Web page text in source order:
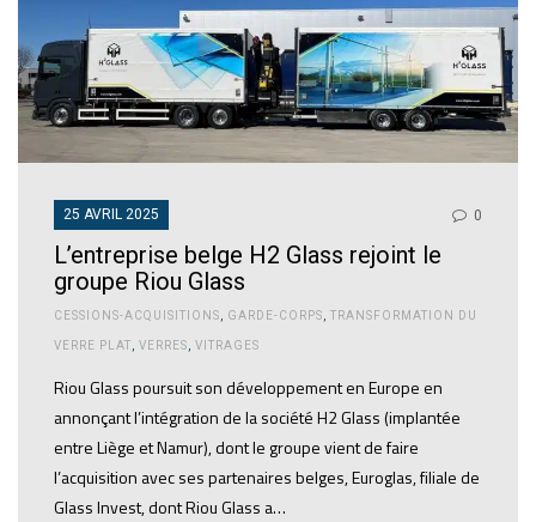
25 AVRIL 2025 0
L’entreprise belge H2 Glass rejoint le
groupe Riou Glass
CESSIONS-ACQUISITIONS GARDE-CORPS TRANSFORMATION DU
VERRE PLAT VERRES VITRAGES
Riou Glass poursuit son développement en Europe en
annonçant l’intégration de la société H2 Glass (implantée
entre Liège et Namur), dont le groupe vient de faire
l’acquisition avec ses partenaires belges, Euroglas, filiale de
Glass Invest, dont Riou Glass a…